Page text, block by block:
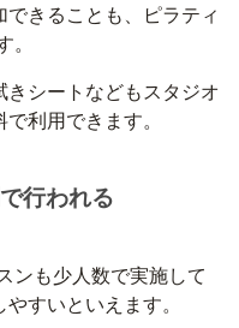
きることも、ピラティ
きシートなどもスタジオ
利用できます。
行われる
ンも少人数で実施して
すいといえます。